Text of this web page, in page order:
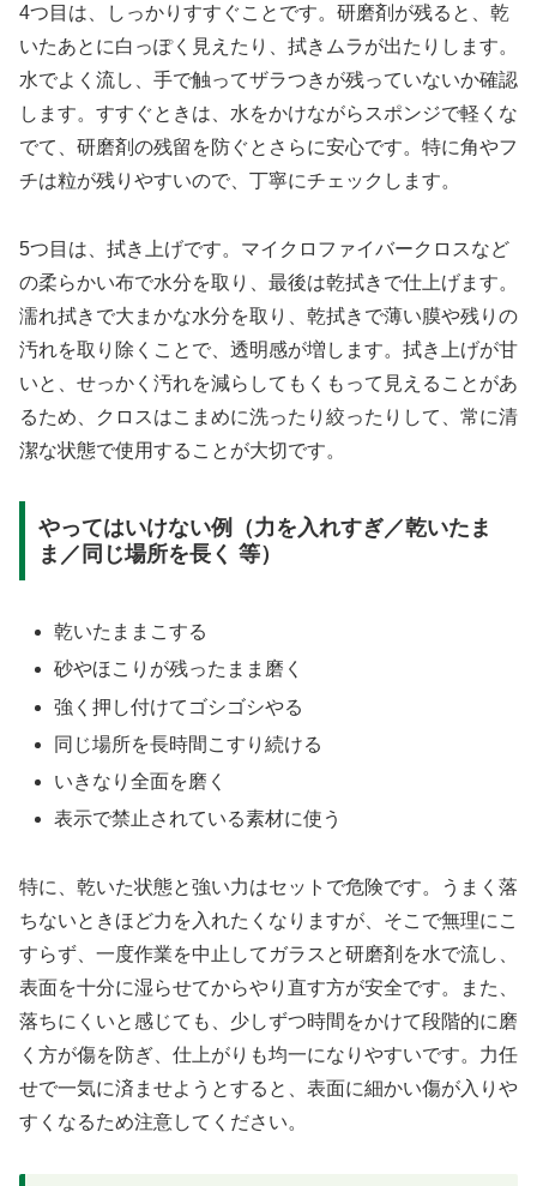
4つ目は、しっかりすすぐことです。研磨剤が残ると、乾
いたあとに白っぽく見えたり、拭きムラが出たりします。
水でよく流し、手で触ってザラつきが残っていないか確認
します。すすぐときは、水をかけながらスポンジで軽くな
でて、研磨剤の残留を防ぐとさらに安心です。特に角やフ
チは粒が残りやすいので、丁寧にチェックします。
5つ目は、拭き上げです。マイクロファイバークロスなど
の柔らかい布で水分を取り、最後は乾拭きで仕上げます。
濡れ拭きで大まかな水分を取り、乾拭きで薄い膜や残りの
汚れを取り除くことで、透明感が増します。拭き上げが甘
いと、せっかく汚れを減らしてもくもって見えることがあ
るため、クロスはこまめに洗ったり絞ったりして、常に清
潔な状態で使用することが大切です。
やってはいけない例（力を入れすぎ／乾いたま
ま／同じ場所を長く 等）
乾いたままこする
砂やほこりが残ったまま磨く
強く押し付けてゴシゴシやる
同じ場所を長時間こすり続ける
いきなり全面を磨く
表示で禁止されている素材に使う
特に、乾いた状態と強い力はセットで危険です。うまく落
ちないときほど力を入れたくなりますが、そこで無理にこ
すらず、一度作業を中止してガラスと研磨剤を水で流し、
表面を十分に湿らせてからやり直す方が安全です。また、
落ちにくいと感じても、少しずつ時間をかけて段階的に磨
く方が傷を防ぎ、仕上がりも均一になりやすいです。力任
せで一気に済ませようとすると、表面に細かい傷が入りや
すくなるため注意してください。